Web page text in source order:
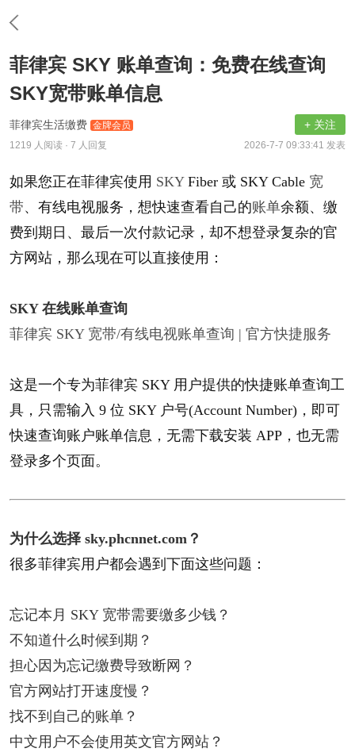
菲律宾 SKY 账单查询：免费在线查询
SKY宽带账单信息
菲律宾生活缴费 金牌会员 + 关注
1219 人阅读 · 7 人回复 2026-7-7 09:33:41 发表
如果您正在菲律宾使用 SKYFiber 或 SKY Cable 宽
带、有线电视服务，想快速查看自己的账单余额、缴
费到期日、最后一次付款记录，却不想登录复杂的官
方网站，那么现在可以直接使用：
SKY 在线账单查询​
菲律宾 SKY 宽带/有线电视账单查询 | 官方快捷服务
这是一个专为菲律宾 SKY 用户提供的快捷账单查询工
具，只需输入 9 位 SKY 户号(Account Number) ，即可
快速查询账户账单信息，无需下载安装 APP，也无需
登录多个页面。
为什么选择 sky.phcnnet.com？​
很多菲律宾用户都会遇到下面这些问题：
忘记本月 SKY 宽带需要缴多少钱？
不知道什么时候到期？
担心因为忘记缴费导致断网？
官方网站打开速度慢？
找不到自己的账单？
中文用户不会使用英文官方网站？